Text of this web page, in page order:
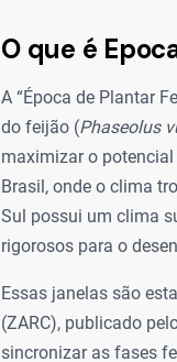
O que é
A “Época de Plantar
do feijão (Phaseolus
maximizar o
Brasil, onde o clima
Sul possui um clima
rigorosos para o
Essas janelas são
(ZARC), publicado
sincronizar as fases